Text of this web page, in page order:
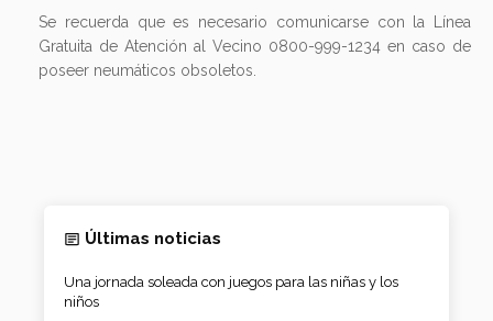
Se recuerda que es necesario comunicarse con la Línea
Gratuita de Atención al Vecino 0800-999-1234 en caso de
poseer neumáticos obsoletos.
Últimas noticias
Una jornada soleada con juegos para las niñas y los
niños